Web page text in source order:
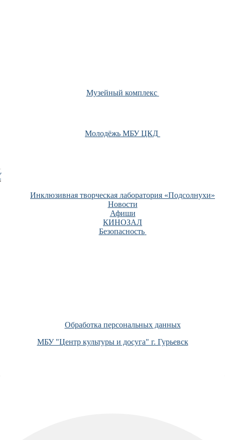
Музейный комплекс
Молодёжь МБУ ЦКД
Инклюзивная творческая лаборатория «Подсолнухи»
Новости
Афиши
КИНОЗАЛ
Безопасность
Обработка персональных данных
МБУ "Центр культуры и досуга" г. Гурьевск